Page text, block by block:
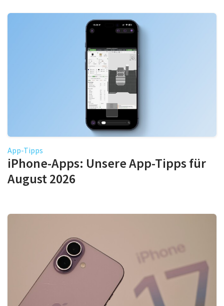
App-Tipps
iPhone-Apps: Unsere App-Tipps für
August 2026